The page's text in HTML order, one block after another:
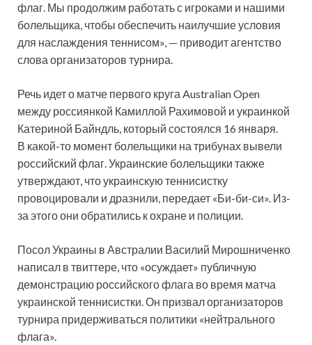
флаг. Мы продолжим работать с игроками и нашими
болельщика, чтобы обеспечить наилучшие условия
для наслаждения теннисом», — приводит агентство
слова организаторов турнира.
Речь идет о матче первого круга Australian Open
между россиянкой Камиллой Рахимовой и украинкой
Катериной Байндль, который состоялся 16 января.
В какой-то момент болельщики на трибунах вывели
российский флаг. Украинские болельщики также
утверждают, что украинскую теннисистку
провоцировали и дразнили, передает «Би-би-си». Из-
за этого они обратились к охране и полиции.
Посол Украины в Австралии Василий Мирошниченко
написал в твиттере, что «осуждает» публичную
демонстрацию российского флага во время матча
украинской теннисистки. Он призвал организаторов
турнира придерживаться политики «нейтрального
флага».